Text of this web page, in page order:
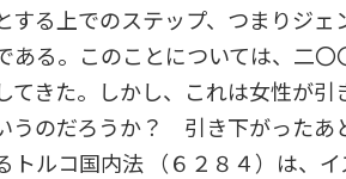
する上でのステップ、つまりジ
ある。このことについては、二
てきた。しかし、これは女性が引
うのだろうか？ 引き下がった
トルコ国内法 （６２８４）は、